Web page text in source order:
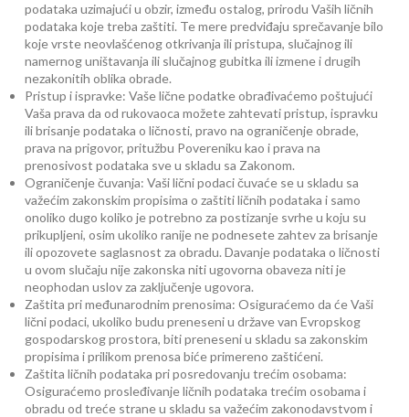
podataka uzimajući u obzir, između ostalog, prirodu Vaših ličnih
podataka koje treba zaštiti. Te mere predviđaju sprečavanje bilo
koje vrste neovlašćenog otkrivanja ili pristupa, slučajnog ili
namernog uništavanja ili slučajnog gubitka ili izmene i drugih
nezakonitih oblika obrade.
Pristup i ispravke: Vaše lične podatke obrađivaćemo poštujući
Vaša prava da od rukovaoca možete zahtevati pristup, ispravku
ili brisanje podataka o ličnosti, pravo na ograničenje obrade,
prava na prigovor, pritužbu Povereniku kao i prava na
prenosivost podataka sve u skladu sa Zakonom.
Ograničenje čuvanja: Vaši lični podaci čuvaće se u skladu sa
važećim zakonskim propisima o zaštiti ličnih podataka i samo
onoliko dugo koliko je potrebno za postizanje svrhe u koju su
prikupljeni, osim ukoliko ranije ne podnesete zahtev za brisanje
ili opozovete saglasnost za obradu. Davanje podataka o ličnosti
u ovom slučaju nije zakonska niti ugovorna obaveza niti je
neophodan uslov za zaključenje ugovora.
Zaštita pri međunarodnim prenosima: Osiguraćemo da će Vaši
lični podaci, ukoliko budu preneseni u države van Evropskog
gospodarskog prostora, biti preneseni u skladu sa zakonskim
propisima i prilikom prenosa biće primereno zaštićeni.
Zaštita ličnih podataka pri posredovanju trećim osobama:
Osiguraćemo prosleđivanje ličnih podataka trećim osobama i
obradu od treće strane u skladu sa važećim zakonodavstvom i